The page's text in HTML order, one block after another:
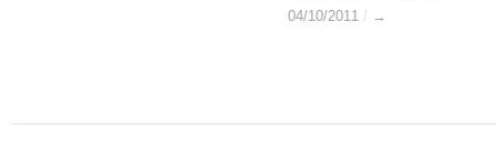
04/10/2011 / →
04/10/2011 / →